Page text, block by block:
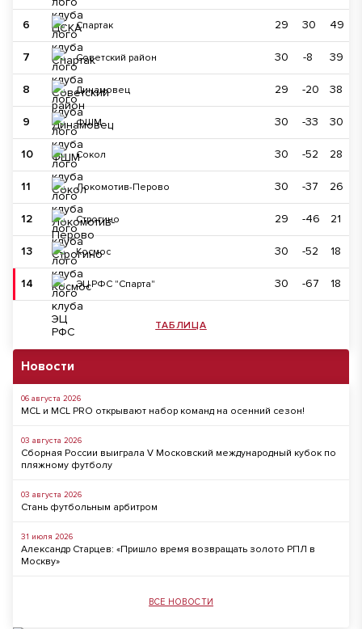
6 Спартак 29 30 49
7 Советский район 30 -8 39
8 Динамовец 29 -20 38
9 ФШМ 30 -33 30
10 Сокол 30 -52 28
11 Локомотив-Перово 30 -37 26
12 Строгино 29 -46 21
13 Космос 30 -52 18
14 ЭЦ РФС "Спарта" 30 -67 18
ТАБЛИЦА
Новости
06 августа 2026
MCL и MCL PRO открывают набор команд на осенний сезон!
03 августа 2026
Сборная России выиграла V Московский международный кубок по
пляжному футболу
03 августа 2026
Стань футбольным арбитром
31 июля 2026
Александр Старцев: «Пришло время возвращать золото РПЛ в
Москву»
ВСЕ НОВОСТИ